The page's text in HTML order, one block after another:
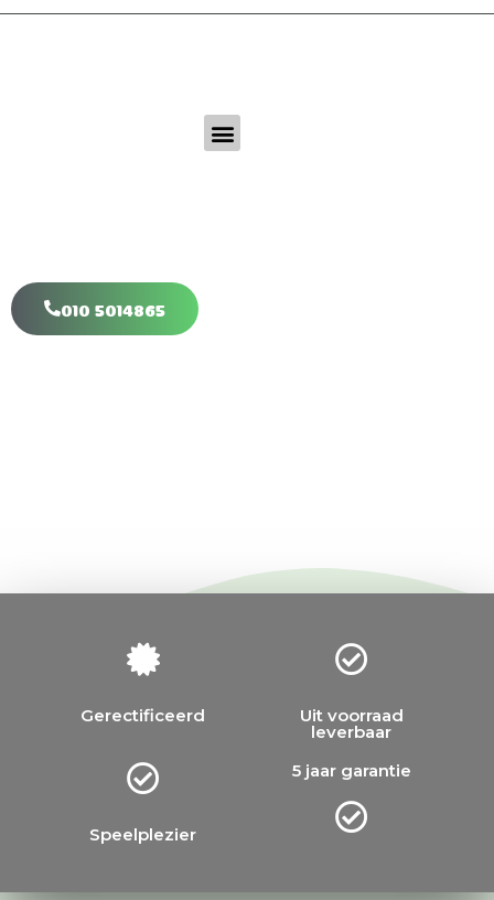
010 5014865
Gerectificeerd Uit voorraad
leverbaar
Speelplezier
5 jaar garantie